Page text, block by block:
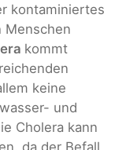
kontaminiertes
Menschen
kommt
keine
und
Cholera kann
da der Befall